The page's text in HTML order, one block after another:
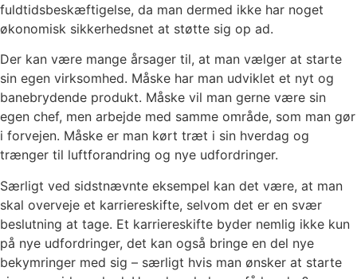
fuldtidsbeskæftigelse, da man dermed ikke har noget
økonomisk sikkerhedsnet at støtte sig op ad.
Der kan være mange årsager til, at man vælger at starte
sin egen virksomhed. Måske har man udviklet et nyt og
banebrydende produkt. Måske vil man gerne være sin
egen chef, men arbejde med samme område, som man gør
i forvejen. Måske er man kørt træt i sin hverdag og
trænger til luftforandring og nye udfordringer.
Særligt ved sidstnævnte eksempel kan det være, at man
skal overveje et karriereskifte, selvom det er en svær
beslutning at tage. Et karriereskifte byder nemlig ikke kun
på nye udfordringer, det kan også bringe en del nye
bekymringer med sig – særligt hvis man ønsker at starte